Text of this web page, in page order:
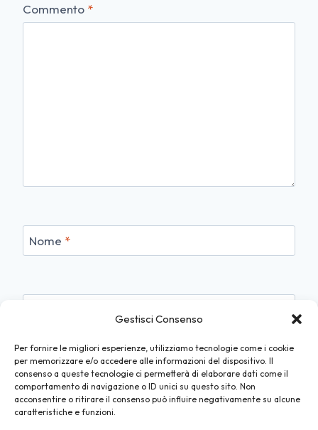
Gestisci Consenso
Per fornire le migliori esperienze, utilizziamo tecnologie come i cookie
per memorizzare e/o accedere alle informazioni del dispositivo. Il
consenso a queste tecnologie ci permetterà di elaborare dati come il
comportamento di navigazione o ID unici su questo sito. Non
acconsentire o ritirare il consenso può influire negativamente su alcune
caratteristiche e funzioni.
Commento *
Nome *
Sito web